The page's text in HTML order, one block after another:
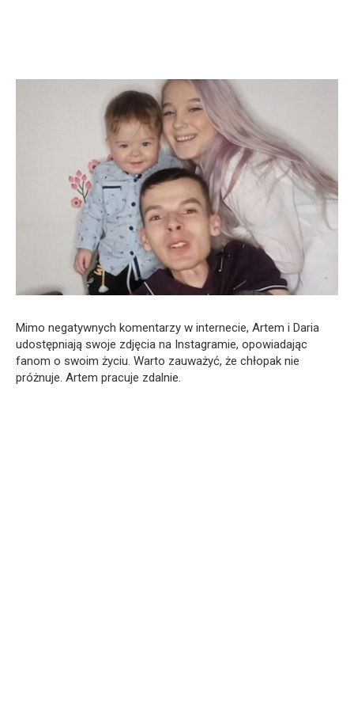
Mimo negatywnych komentarzy w internecie, Artem i Daria
udostępniają swoje zdjęcia na Instagramie, opowiadając
fanom o swoim życiu. Warto zauważyć, że chłopak nie
próżnuje. Artem pracuje zdalnie.